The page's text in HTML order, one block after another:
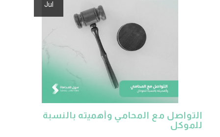
Jul
التواصل مع المحامي وأهميته بالنسبة
للموكل